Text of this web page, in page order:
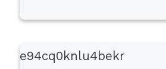
e94cq0knlu4bekr